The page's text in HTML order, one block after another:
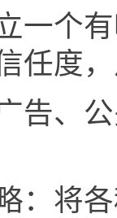
一个
任度
告、
：将